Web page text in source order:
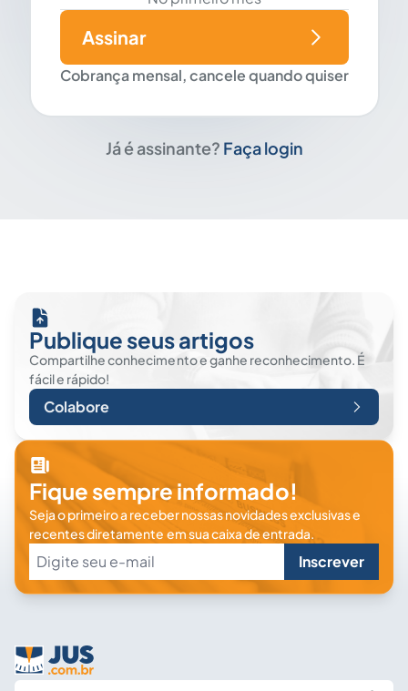
Cobrança mensal, cancele quando quiser
Assinar
Já é assinante? Faça login
Publique seus artigos
Compartilhe conhecimento e ganhe reconhecimento. É
fácil e rápido!
Colabore
Fique sempre informado!
Seja o primeiro a receber nossas novidades exclusivas e
recentes diretamente em sua caixa de entrada.
Inscrever